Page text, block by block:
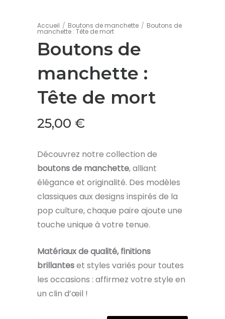
Accueil / Boutons de manchette / Boutons de
manchette : Tête de mort
Boutons de
manchette :
Tête de mort
25,00 €
Découvrez notre collection de
boutons de manchette, alliant
élégance et originalité. Des modèles
classiques aux designs inspirés de la
pop culture, chaque paire ajoute une
touche unique à votre tenue.
Matériaux de qualité, finitions
brillanteset styles variés pour toutes
les occasions : affirmez votre style en
un clin d’œil !